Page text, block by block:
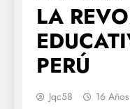
LA
PERÚ
Jqc58 16